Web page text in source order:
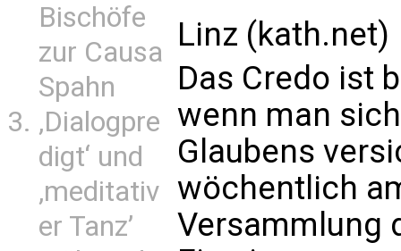
Bischöfe
zur Causa
Spahn
‚Dialogpre
digt‘ und
‚meditativ
er Tanz’
Linz (kath.net)
Das Credo ist
wenn man
Glaubens
wöchentlich
Versammlung